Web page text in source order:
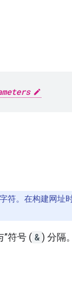
符。在构建网址
符号 ( & ) 分隔